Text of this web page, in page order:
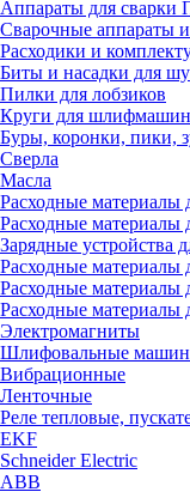
Аппараты для сварки
Сварочные аппараты
Расходики и
Биты и насадки для
Пилки для лобзиков
Круги для
Буры, коронки, пики,
Сверла
Масла
Расходные материалы
Расходные материалы
Зарядные устройства
Расходные материалы
Расходные материалы
Расходные материалы
Электромагниты
Шлифовальные
Вибрационные
Ленточные
Реле тепловые,
EKF
Schneider Electric
ABB